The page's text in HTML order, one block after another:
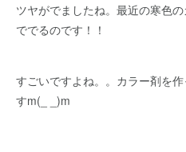
ツヤがでましたね。最近の寒色
ででるのです！！
すごいですよね。。カラー剤を
すm(_ _)m